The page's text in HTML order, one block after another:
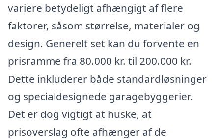
variere betydeligt afhængigt af flere
faktorer, såsom størrelse, materialer og
design. Generelt set kan du forvente en
prisramme fra 80.000 kr. til 200.000 kr.
Dette inkluderer både standardløsninger
og specialdesignede garagebyggerier.
Det er dog vigtigt at huske, at
prisoverslag ofte afhænger af de